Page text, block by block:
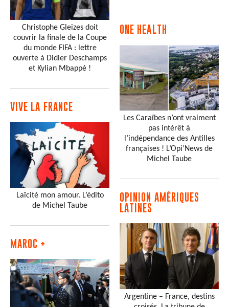
Christophe Gleizes doit
couvrir la finale de la Coupe
du monde FIFA : lettre
ouverte à Didier Deschamps
et Kylian Mbappé !
VIVE LA FRANCE
Laïcité mon amour. L’édito
de Michel Taube
MAROC +
ONE HEALTH
Les Caraïbes n’ont vraiment
pas intérêt à
l’indépendance des Antilles
françaises ! L’Opi’News de
Michel Taube
OPINION AMÉRIQUES
LATINES
Argentine – France, destins